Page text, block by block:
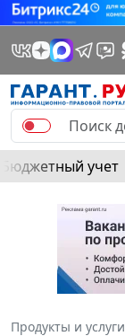
Бюджетный учет
Продукты и услуги